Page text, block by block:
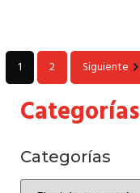
1 2 Siguiente
Categorías
Categorías